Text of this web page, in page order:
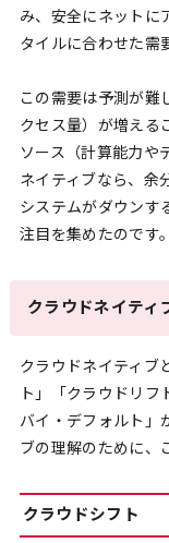
み、安全にネットに
タイルに合わせた需
この需要は予測が難
クセス量）が増える
ソース（計算能力や
ネイティブなら、余
システムがダウンす
注目を集めたのです。
クラウドネイティ
クラウドネイティブ
ト」「クラウドリフ
バイ・デフォルト」
ブの理解のために、
クラウドシフト